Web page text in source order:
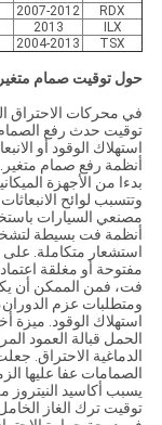
RDX
2007-2012
ILX
2013
TSX
2004-2013
حول توقيت صمام
في محركات الاحتراق
توقيت حدث رفع
استهلاك الوقود أو
أنظمة رفع صمام
بدءا من الأجهزة
وتتسبب لوائح
مصنعي السيارات
أنظمة فت بسيطة
استشعار متكاملة. على
مفتوحة أو مغلقة
فت، فمن الممكن أن
ومتطلبات عزم
استهلاك الوقود.
الحمل قبالة العمود
الدماغية الاحتراق.
الصمامات عفا عليها
يسبب أكاسيد
توقيت ترك الغاز الخامل